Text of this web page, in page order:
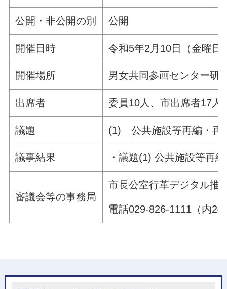
公開・非公開の別 公開
開催日時 令和5年2月10日（金曜日
開催場所 男女共同参画センター研
出席者 委員10人、市出席者17人
議題 (1) 公共施設等再編・再
議事結果 ・議題(1) 公共施設等再
審議会等の事務局
市長公室行革デジタル推
電話029-826-1111（内